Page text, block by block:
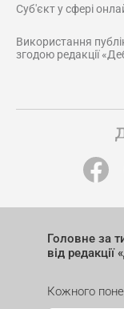
Суб'єкт у сфері
Використання
згодою редакції
Головне за
від редакції
Кожного